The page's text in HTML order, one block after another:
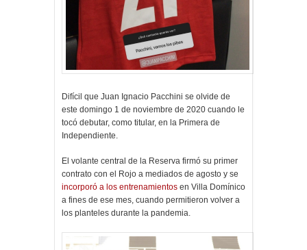
Difícil que Juan Ignacio Pacchini se olvide de
este domingo 1 de noviembre de 2020 cuando le
tocó debutar, como titular, en la Primera de
Independiente.
El volante central de la Reserva firmó su primer
contrato con el Rojo a mediados de agosto y se
incorporó a los entrenamientos en Villa Domínico
a fines de ese mes, cuando permitieron volver a
los planteles durante la pandemia.